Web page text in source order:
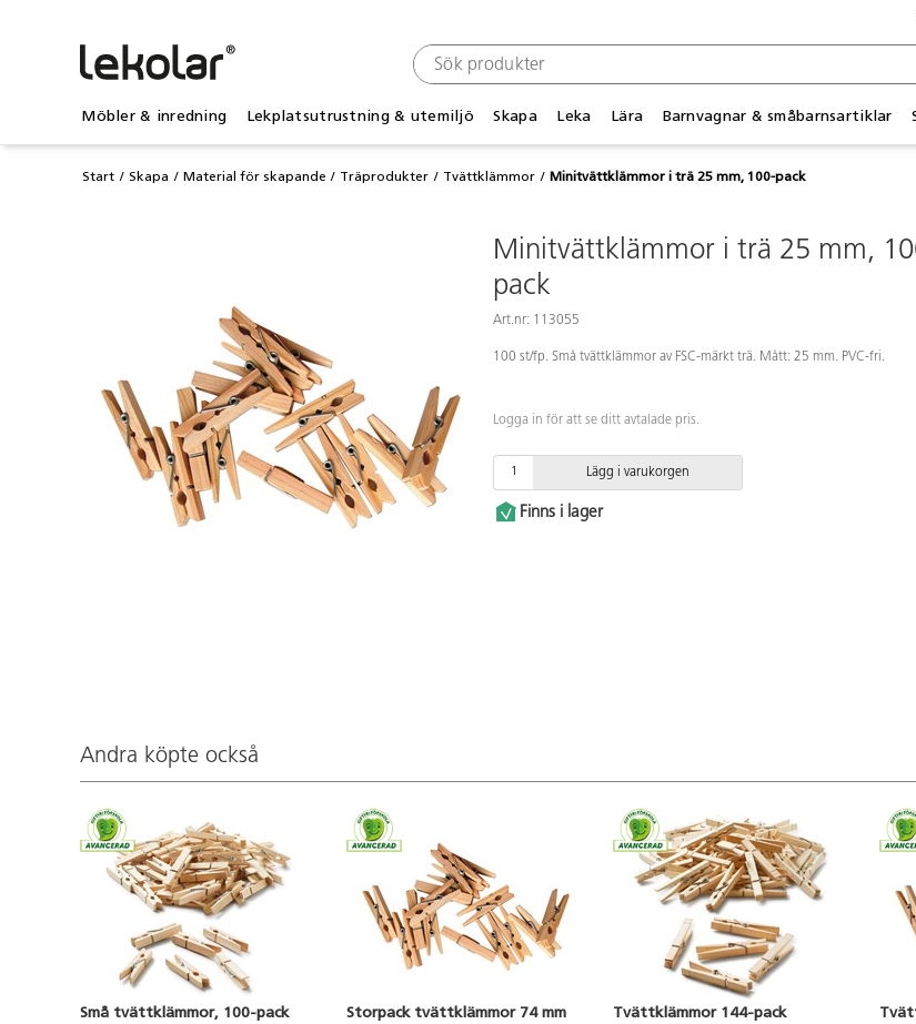
Möbler & inredning Lekplatsutrustning & utemiljö Skapa Leka Lära Barnvagnar & småbarnsartiklar
Start Skapa Material för skapande Träprodukter Tvättklämmor Minitvättklämmor i trä 25 mm, 100-pack
Minitvättklämmor i trä 25 mm,
pack
Art.nr: 113055
100 st/fp. Små tvättklämmor av FSC-märkt trä. Mått: 25 mm. PVC-fri.
Logga in för att se ditt avtalade pris.
Lägg i varukorgen
Finns i lager
Andra köpte också
Små tvättklämmor, 100-pack Storpack tvättklämmor 74 mm Tvättklämmor 144-pack